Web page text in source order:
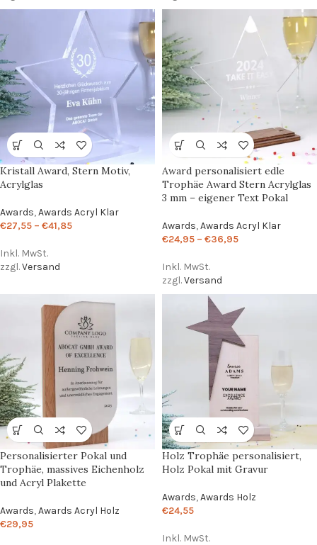
Kristall Award, Stern Motiv,
Acrylglas
Awards,Awards Acryl Klar
€27,55 – €41,85
Inkl. MwSt.
zzgl.Versand
Award personalisiert edle
Trophäe Award Stern Acrylglas
3 mm – eigener Text Pokal
Awards,Awards Acryl Klar
€24,95 – €36,95
Inkl. MwSt.
zzgl.Versand
Personalisierter Pokal und
Trophäe, massives Eichenholz
und Acryl Plakette
Awards,Awards Acryl Holz
€29,95
Holz Trophäe personalisiert,
Holz Pokal mit Gravur
Awards,Awards Holz
€24,55
Inkl. MwSt.